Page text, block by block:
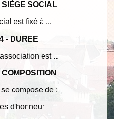
SOCIAL
est fixé à ...
- DUREE
est ...
compose de :
d'honneur